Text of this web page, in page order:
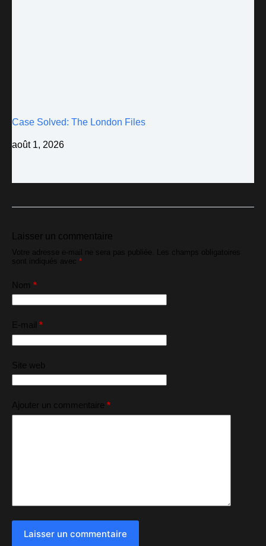
Case Solved: The London Files
août 1, 2026
Laisser un commentaire
Votre adresse e-mail ne sera pas publiée.
Les champs obligatoires
sont indiqués avec *
Nom *
E-mail *
Site web
Ajouter un commentaire *
Laisser un commentaire